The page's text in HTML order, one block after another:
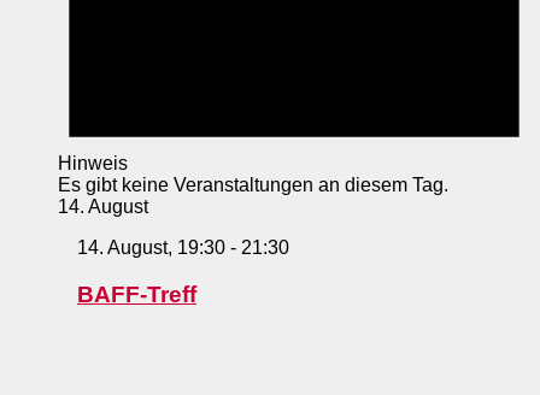
Hinweis
Es gibt keine Veranstaltungen an diesem Tag.
14. August
14. August, 19:30 - 21:30
BAFF-Treff